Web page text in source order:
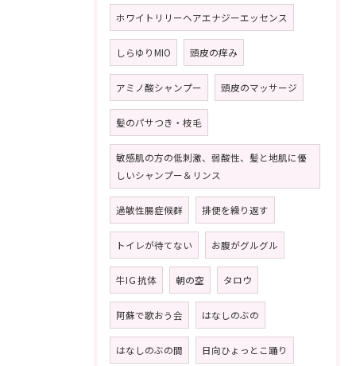
ホワイトリリーヘアエナジーエッセンス
しらゆりMIO 頭皮の痒み
アミノ酸シャンプー 頭皮のマッサージ
髪のパサつき・枝毛
敏感肌の方の低刺激、弱酸性、髪と地肌に優
しいシャンプー＆リンス
過敏性腸症候群 排便を繰り返す
トイレが待てない お腹がグルグル
牛IＧ抗体 朝の空 タロウ
阿蘇で歌おう会 はなしのぶの
はなしのぶの間 日向ひょっとこ踊り